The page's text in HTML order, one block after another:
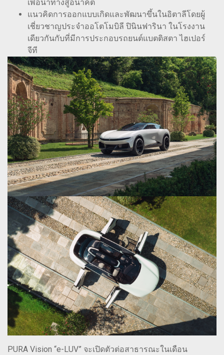
เพื่อนำทางสู่อนาคต
แนวคิดการออกแบบเกิดและพัฒนาขึ้นในอิตาลีโดยผู้
เชี่ยวชาญประจำออโตโมบิลี ปินินฟารินา ในโรงงาน
เดียวกันกับที่มีการประกอบรถยนต์แบตติสตา ไฮเปอร์
จีที
PURA Vision “e-LUV” จะเปิดตัวต่อสาธารณะในเดือน